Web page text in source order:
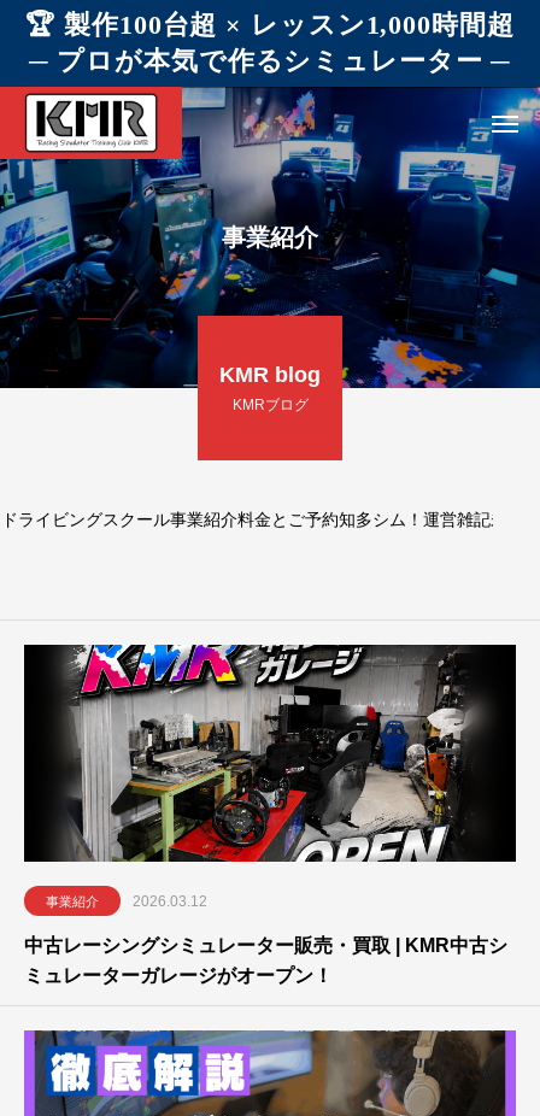
🏆 製作100台超 × レッスン1,000時間超
─ プロが本気で作るシミュレーター ─
事業紹介
KMR blog
KMRブログ
ドライビングスクール事業紹介料金とご予約知多シム！ 運営雑記未分類
事業紹介 2026.03.12
中古レーシングシミュレーター販売・買取 | KMR中古シ
ミュレーターガレージがオープン！